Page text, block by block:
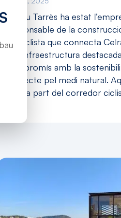
Rubau Tarrès ha estat
responsable de la
via ciclista que connecta
una infraestructura
compromís amb la
respecte pel medi natural.
forma part del corredor